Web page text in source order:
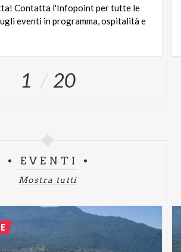
Contatta l'Infopoint per tutte le
eventi in programma, ospitalità e
1 20
EVENTI
Mostra tutti